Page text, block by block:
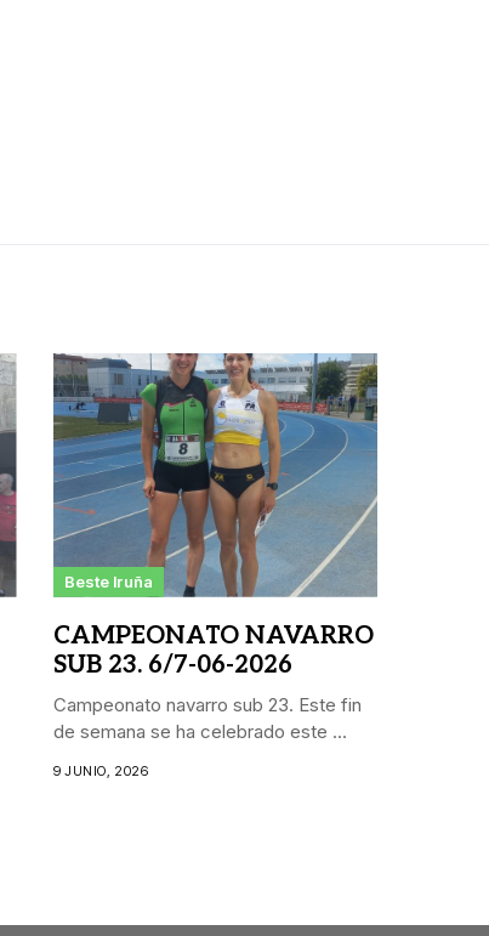
Beste Iruña
CAMPEONATO NAVARRO
SUB 23. 6/7-06-2026
Campeonato navarro sub 23. Este fin
de semana se ha celebrado este ...
9 JUNIO, 2026